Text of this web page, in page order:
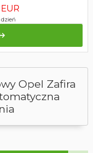
Opel Zafira
EUR
dzień